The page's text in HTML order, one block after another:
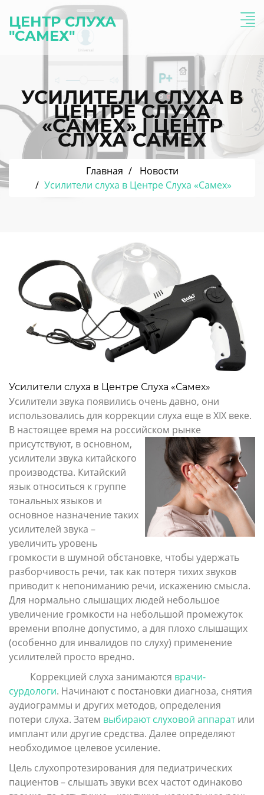
ЦЕНТР СЛУХА
"САМЕХ"
УСИЛИТЕЛИ СЛУХА В
ЦЕНТРЕ СЛУХА
«САМЕХ» | ЦЕНТР
СЛУХА САМЕХ
Главная
Новости
Усилители слуха в Центре Слуха «Самех»
Усилители слуха в Центре Слуха «Самех»
Усилители звука появились очень давно, они
использовались для коррекции слуха еще в XIX веке.
В настоящее время на российском рынке
присутствуют, в основном,
усилители звука китайского
производства. Китайский
язык относиться к группе
тональных языков и
основное назначение таких
усилителей звука –
увеличить уровень
громкости в шумной обстановке, чтобы удержать
разборчивость речи, так как потеря тихих звуков
приводит к непониманию речи, искажению смысла.
Для нормально слышащих людей небольшое
увеличение громкости на небольшой промежуток
времени вполне допустимо, а для плохо слышащих
(особенно для инвалидов по слуху) применение
усилителей просто вредно.
Коррекцией слуха занимаются врачи-
сурдологи. Начинают с постановки диагноза, снятия
аудиограммы и других методов, определения
потери слуха. Затем выбирают слуховой аппаратили
имплант или другие средства. Далее определяют
необходимое целевое усиление.
Цель слухопротезирования для педиатрических
пациентов – слышать звуки всех частот одинаково